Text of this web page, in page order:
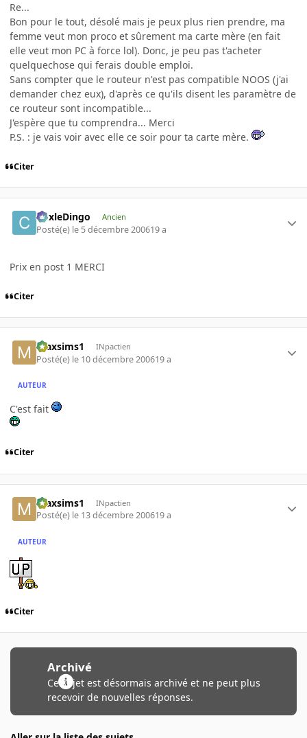
Re...
Bon pour le tout, désolé mais je peux plus rien prendre, ma
femme veut mon proco et sûrement ma carte mère (en fait
elle veut mon PC à force lol). Donc, je peu pas t'acheter
quelquechose qui ferais double emploi.
Sans compter que le routeur n'est pas compatible NOOS (j'ai
demander chez eux), d'après ce qu'ils disent les paramètre de
ce routeur sont incompatible...
J'espère que tu comprendra... Merci
P.S. : je vais voir avec elle ce soir pour ta carte mère.
Citer
CoxleDingo Ancien
Posté(e) le 5 décembre 200619 a
Prix en post 1 MERCI
Citer
maxsims1 INpactien
Posté(e) le 10 décembre 200619 a
AUTEUR
C'est fait
Citer
maxsims1 INpactien
Posté(e) le 13 décembre 200619 a
AUTEUR
Citer
Archivé
Ce sujet est désormais archivé et ne peut plus
recevoir de nouvelles réponses.